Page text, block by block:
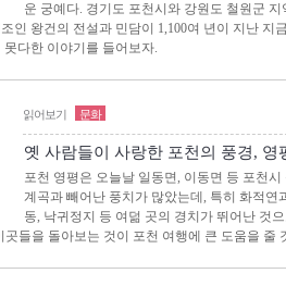
운 궁예다. 경기도 포천시와 강원도 철원군
인 왕건의 전설과 민담이 1,100여 년이 지난 지
다한 이야기를 들어보자.
읽어보기 문화
옛 사람들이 사랑한 포천의 풍경, 영
포천 영평은 오늘날 일동면, 이동면 등 포천
계곡과 빼어난 풍치가 많았는데, 특히 화적연
동, 낙귀정지 등 여덞 곳의 경치가 뛰어난 것
들을 돌아보는 것이 포천 여행에 큰 도움을 줄